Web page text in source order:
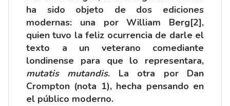
ha sido objeto de dos ediciones
modernas: una por William Berg[2],
quien tuvo la feliz ocurrencia de darle el
texto a un veterano comediante
londinense para que lo representara,
mutatis mutandis. La otra por Dan
Crompton (nota 1), hecha pensando en
el público moderno.